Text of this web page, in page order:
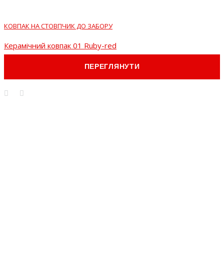
КОВПАК НА СТОВПЧИК ДО ЗАБОРУ
Керамічний ковпак 01 Ruby-red
ПЕРЕГЛЯНУТИ